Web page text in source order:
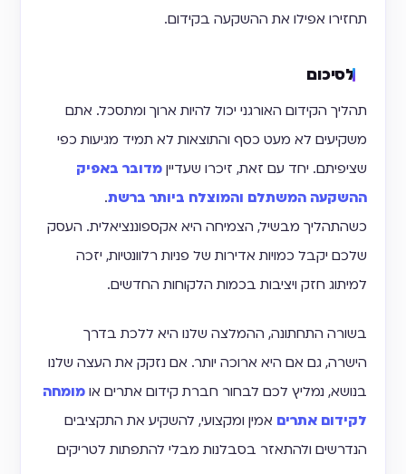
תחזירו אפילו את ההשקעה בקידום.
לסיכום
תהליך הקידום האורגני יכול להיות ארוך ומתסכל. אתם
משקיעים לא מעט כסף והתוצאות לא תמיד מגיעות כפי
שציפיתם. יחד עם זאת, זיכרו שעדיין מדובר באפיק
ההשקעה המשתלם והמוצלח ביותר ברשת.
כשהתהליך מבשיל, הצמיחה היא אקספוננציאלית. העסק
שלכם יקבל כמויות אדירות של פניות רלוונטיות, יזכה
למיתוג חזק ויציבות בכמות הלקוחות החדשים.
בשורה התחתונה, ההמלצה שלנו היא ללכת בדרך
הישרה, גם אם היא ארוכה יותר. אם נזקק את העצה שלנו
בנושא, נמליץ לכם לבחור חברת קידום אתרים או מומחה
לקידום אתרים אמין ומקצועי, להשקיע את התקציבים
הנדרשים ולהתאזר בסבלנות מבלי להתפתות לטריקים